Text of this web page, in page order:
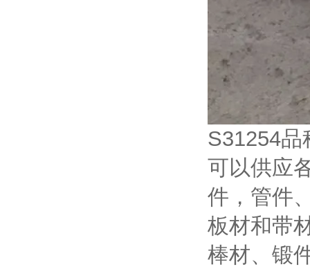
S31254品
可以供应
件，管件
板材和带
棒材、锻